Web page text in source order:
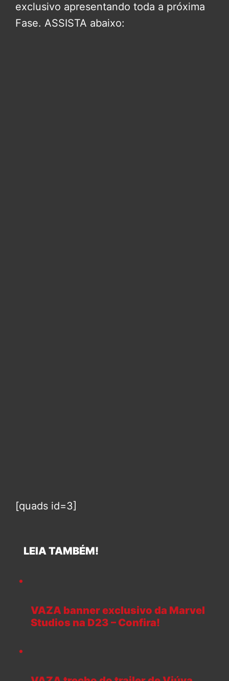
exclusivo apresentando toda a próxima
Fase. ASSISTA abaixo:
[quads id=3]
LEIA TAMBÉM!
VAZA banner exclusivo da Marvel
Studios na D23 – Confira!